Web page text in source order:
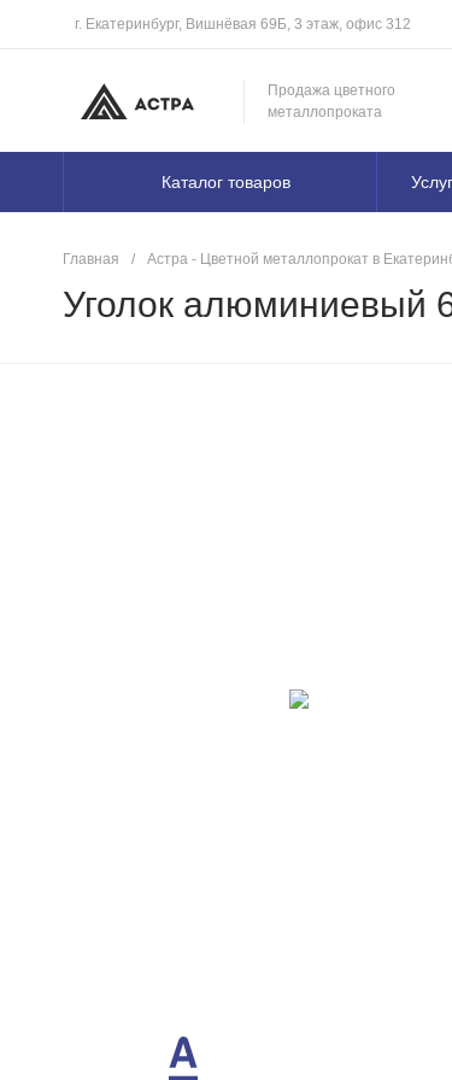
г. Екатеринбург, Вишнёвая 69Б, 3 этаж, офис 312
Продажа цветного
металлопроката
Каталог товаров
Главная / Астра - Цветной металлопрокат в
Уголок алюминиевый